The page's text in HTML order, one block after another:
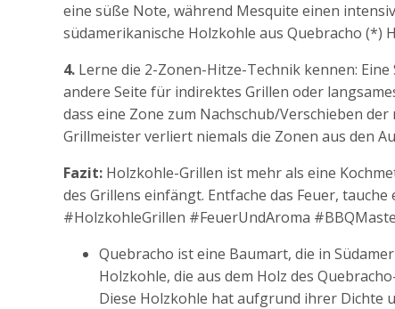
eine süße Note, während Mesquite einen
südamerikanische Holzkohle aus Quebracho (*)
4. Lerne die 2-Zonen-Hitze-Technik kennen:
andere Seite für indirektes Grillen oder
dass eine Zone zum Nachschub/Verschieben
Grillmeister verliert niemals die Zonen aus den
Fazit: Holzkohle-Grillen ist mehr als eine
des Grillens einfängt. Entfache das Feuer,
#HolzkohleGrillen #FeuerUndAroma
Quebracho ist eine Baumart, die in
Holzkohle, die aus dem Holz des
Diese Holzkohle hat aufgrund ihrer Dichte